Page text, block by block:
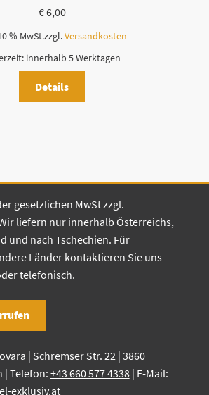
€6,00
% MwSt.zzgl.Versandkosten
innerhalb 5 Werktagen
Details
gesetzlichen MwSt zzgl.
liefern nur innerhalb Österreichs,
und nach Tschechien. Für
Länder kontaktieren Sie uns
telefonisch.
| Schremser Str. 22 | 3860
| Telefon: +43 660 577 4338| E-Mail:
exklusiv.at